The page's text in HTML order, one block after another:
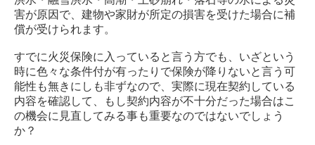
害が原因で、建物や家財が所定の損害を受けた場合に補
償が受けられます。
すでに火災保険に入っていると言う方でも、いざという
時に色々な条件付が有ったりで保険が降りないと言う可
能性も無きにしも非ずなので、実際に現在契約している
内容を確認して、もし契約内容が不十分だった場合はこ
の機会に見直してみる事も重要なのではないでしょう
か？